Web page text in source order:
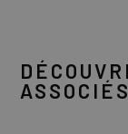
ASSOCIÉS